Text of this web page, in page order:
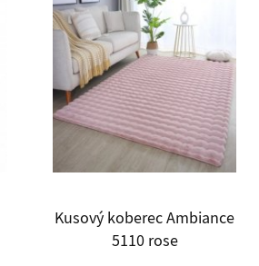
Kusový koberec Ambiance
5110 rose